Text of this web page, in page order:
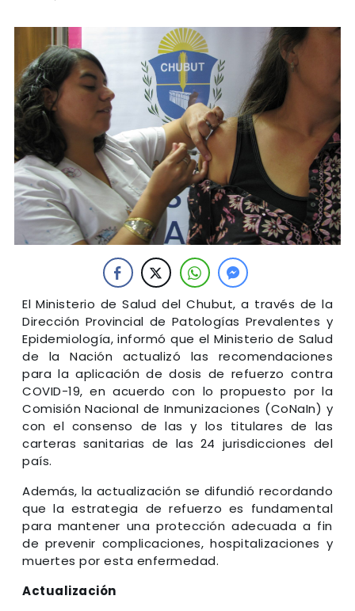
El Ministerio de Salud del Chubut, a través de la
Dirección Provincial de Patologías Prevalentes y
Epidemiología, informó que el Ministerio de Salud
de la Nación actualizó las recomendaciones
para la aplicación de dosis de refuerzo contra
COVID-19, en acuerdo con lo propuesto por la
Comisión Nacional de Inmunizaciones (CoNaIn) y
con el consenso de las y los titulares de las
carteras sanitarias de las 24 jurisdicciones del
país.
Además, la actualización se difundió recordando
que la estrategia de refuerzo es fundamental
para mantener una protección adecuada a fin
de prevenir complicaciones, hospitalizaciones y
muertes por esta enfermedad.
Actualización